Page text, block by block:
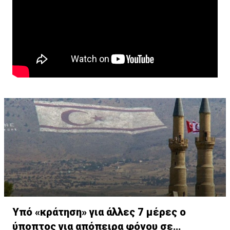
Υπό «κράτηση» για άλλες 7 μέρες ο
ύποπτος για απόπειρα φόνου σε